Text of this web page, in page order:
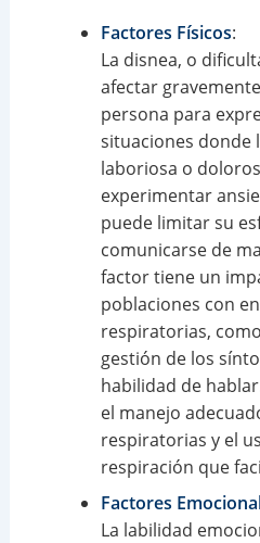
Factores Físicos:
La disnea, o
afectar
persona para
situaciones donde
laboriosa o
experimentar
puede limitar su
comunicarse de
factor tiene un
poblaciones con
respiratorias,
gestión de los
habilidad de
el manejo
respiratorias y el
respiración que
Factores
La labilidad